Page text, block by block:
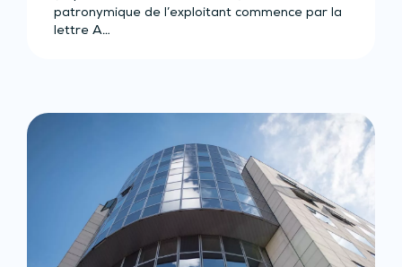
patronymique de l’exploitant commence par la
lettre A…